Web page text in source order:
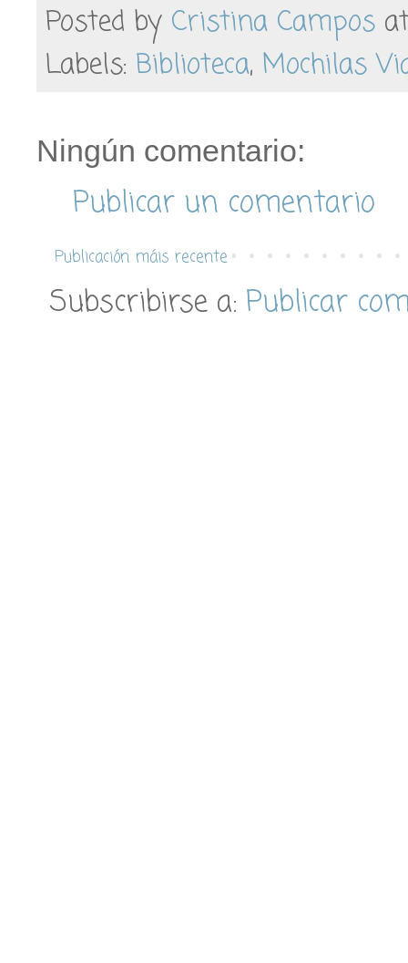
Posted by Cristina Campos
Labels: Biblioteca, Mochilas
Ningún comentario:
Publicar un comentario
Publicación máis recente
Subscribirse a: Publicar